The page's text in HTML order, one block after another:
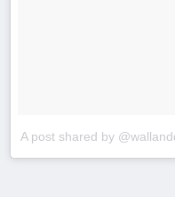
A post shared by